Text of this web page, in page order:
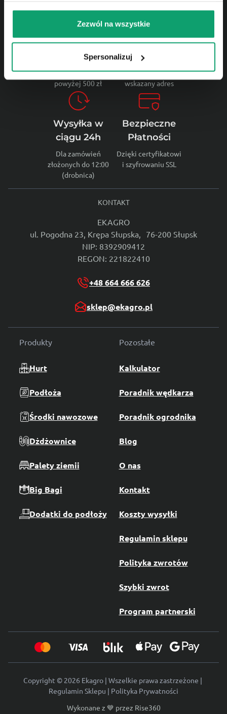
Zezwól na wszystkie
Spersonalizuj
Darmowa
wysyłka
Dla zamówień
powyżej 500 zł
Wygodna
dostawa
Kurier dostarczy na
wskazany adres
Wysyłka w
ciągu 24h
Dla zamówień
złożonych do 12:00
(drobnica)
Bezpieczne
Płatności
Dzięki certyfikatowi
i szyfrowaniu SSL
KONTAKT
EKAGRO
ul. Pogodna 23, Krępa Słupska, 76-200 Słupsk
NIP: 8392909412
REGON: 221822410
+48 664 666 626
sklep@ekagro.pl
Produkty
Hurt
Podłoża
Środki nawozowe
Dżdżownice
Palety ziemii
Big Bagi
Dodatki do podłoży
Pozostałe
Kalkulator
Poradnik wędkarza
Poradnik ogrodnika
Blog
O nas
Kontakt
Koszty wysyłki
Regulamin sklepu
Polityka zwrotów
Szybki zwrot
Program partnerski
Copyright © 2026 Ekagro | Wszelkie prawa zastrzeżone |
Regulamin Sklepu | Polityka Prywatności
Wykonane z 💙 przez Rise360